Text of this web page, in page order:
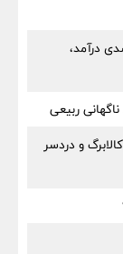
ایران‌زمین؛ چرا رشد ۳۴۴ درصدی درآمد،
ربیعی
و دردسر